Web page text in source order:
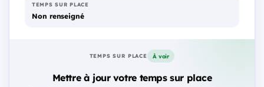
TEMPS SUR PLACE
Non renseigné
TEMPS SUR PLACE À voir
Mettre à jour votre temps sur place